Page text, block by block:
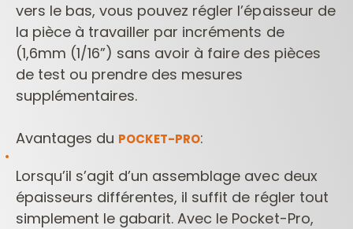
vers le bas, vous pouvez régler l’épaisseur de
la pièce à travailler par incréments de
(1,6mm (1/16”) sans avoir à faire des pièces
de test ou prendre des mesures
supplémentaires.
Avantages du POCKET-PRO:
Lorsqu’il s’agit d’un assemblage avec deux
épaisseurs différentes, il suffit de régler tout
simplement le gabarit. Avec le Pocket-Pro,